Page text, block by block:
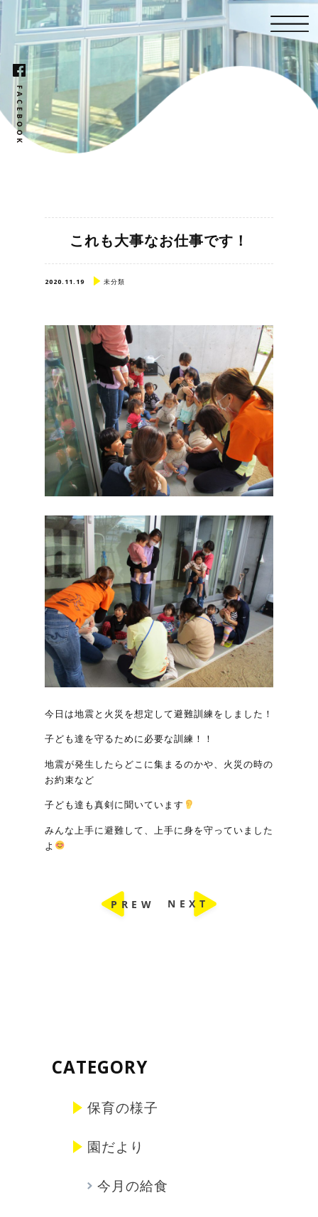
これも大事なお仕事です！
2020.11.19 未分類
今日は地震と火災を想定して避難訓練をしました！
子ども達を守るために必要な訓練！！
地震が発生したらどこに集まるのかや、火災の時の
お約束など
子ども達も真剣に聞いています
みんな上手に避難して、上手に身を守っていました
よ
CATEGORY
保育の様子
園だより
今月の給食